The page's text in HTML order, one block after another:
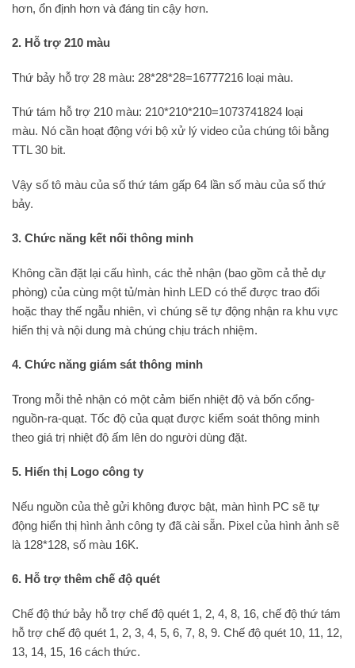
hơn, ổn định hơn và đáng tin cậy hơn.
2. Hỗ trợ 210 màu
Thứ bảy hỗ trợ 28 màu: 28*28*28=16777216 loại màu.
Thứ tám hỗ trợ 210 màu: 210*210*210=1073741824 loại
màu. Nó cần hoạt động với bộ xử lý video của chúng tôi bằng
TTL 30 bit.
Vậy số tô màu của số thứ tám gấp 64 lần số màu của số thứ
bảy.
3. Chức năng kết nối thông minh
Không cần đặt lại cấu hình, các thẻ nhận (bao gồm cả thẻ dự
phòng) của cùng một tủ/màn hình LED có thể được trao đổi
hoặc thay thế ngẫu nhiên, vì chúng sẽ tự động nhận ra khu vực
hiển thị và nội dung mà chúng chịu trách nhiệm.
4. Chức năng giám sát thông minh
Trong mỗi thẻ nhận có một cảm biến nhiệt độ và bốn cổng-
nguồn-ra-quạt. Tốc độ của quạt được kiểm soát thông minh
theo giá trị nhiệt độ ấm lên do người dùng đặt.
5. Hiển thị Logo công ty
Nếu nguồn của thẻ gửi không được bật, màn hình PC sẽ tự
động hiển thị hình ảnh công ty đã cài sẵn. Pixel của hình ảnh sẽ
là 128*128, số màu 16K.
6. Hỗ trợ thêm chế độ quét
Chế độ thứ bảy hỗ trợ chế độ quét 1, 2, 4, 8, 16, chế độ thứ tám
hỗ trợ chế độ quét 1, 2, 3, 4, 5, 6, 7, 8, 9. Chế độ quét 10, 11, 12,
13, 14, 15, 16 cách thức.